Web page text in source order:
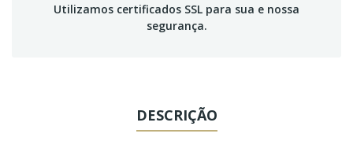
Utilizamos certificados SSL para sua e nossa
segurança.
DESCRIÇÃO